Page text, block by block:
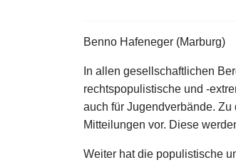
Benno Hafeneger (Marburg)
In allen gesellschaftlichen
rechtspopulistische und -
auch für Jugendverbände.
Mitteilungen vor. Diese
Weiter hat die populistische